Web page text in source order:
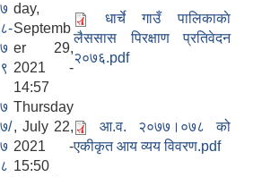
७
८-
७
९
day,
Septemb
er 29,
2021 -
14:57
धार्चे गाउँ पालिकाकाे
लैससास पिरक्षाण प्रतिवेदन
२०७६.pdf
७
७/
७
८
Thursday
, July 22,
2021 -
15:50
आ.व. २०७७।०७८ को
एकीकृत आय व्यय विवरण.pdf